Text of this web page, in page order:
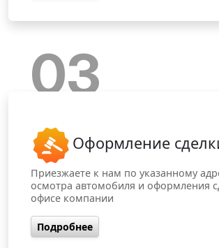
03
Оформление
Приезжаете к нам по указанному
осмотра автомобиля и оформления
офисе компании
Подробнее